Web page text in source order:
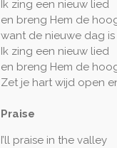
Ik zing een nieuw lied
en breng Hem de
want de nieuwe dag
Ik zing een nieuw lied
en breng Hem de
Zet je hart wijd open
Praise
I’ll praise in the valley